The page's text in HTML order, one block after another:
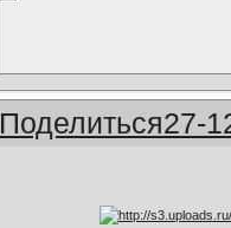
Поделиться27-